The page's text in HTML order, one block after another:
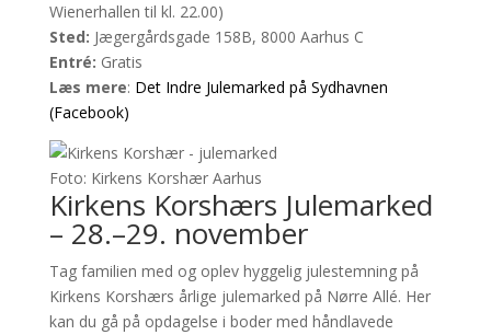
Wienerhallen til kl. 22.00)
Sted: Jægergårdsgade 158B, 8000 Aarhus C
Entré: Gratis
Læs mere: Det Indre Julemarked på Sydhavnen
(Facebook)
Foto: Kirkens Korshær Aarhus
Kirkens Korshærs Julemarked
– 28.–29. november
Tag familien med og oplev hyggelig julestemning på
Kirkens Korshærs årlige julemarked på Nørre Allé. Her
kan du gå på opdagelse i boder med håndlavede